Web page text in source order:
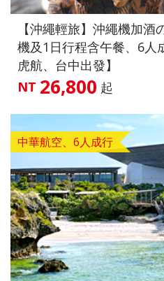
【沖繩輕旅】沖繩機加
機及1日行程含午餐、6人
虎航、台中出發】
NT 26,800 起
中華航空、6人成行